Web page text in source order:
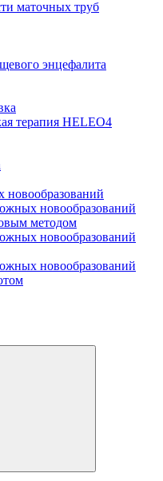
маточных труб
энцефалита
терапия HELEO4
новообразований
новообразований
методом
новообразований
новообразований